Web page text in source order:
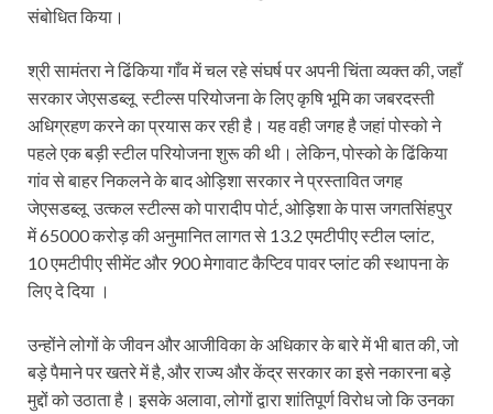
संबोधित किया।
श्री सामंतरा ने ढिंकिया गाँव में चल रहे संघर्ष पर अपनी चिंता व्यक्त की, जहाँ
सरकार जेएसडब्लू स्टील्स परियोजना के लिए कृषि भूमि का जबरदस्ती
अधिग्रहण करने का प्रयास कर रही है। यह वही जगह है जहां पोस्को ने
पहले एक बड़ी स्टील परियोजना शुरू की थी। लेकिन, पोस्को के ढिंकिया
गांव से बाहर निकलने के बाद ओड़िशा सरकार ने प्रस्तावित जगह
जेएसडब्लू उत्कल स्टील्स को पारादीप पोर्ट, ओड़िशा के पास जगतसिंहपुर
में 65000 करोड़ की अनुमानित लागत से 13.2 एमटीपीए स्टील प्लांट,
10 एमटीपीए सीमेंट और 900 मेगावाट कैप्टिव पावर प्लांट की स्थापना के
लिए दे दिया ।
उन्होंने लोगों के जीवन और आजीविका के अधिकार के बारे में भी बात की, जो
बड़े पैमाने पर खतरे में है, और राज्य और केंद्र सरकार का इसे नकारना बड़े
मुद्दों को उठाता है। इसके अलावा, लोगों द्वारा शांतिपूर्ण विरोध जो कि उनका